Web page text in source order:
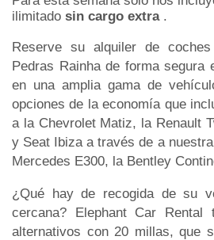
ilimitado sin cargo extra .
Reserve su alquiler de
Pedras Rainha de forma segura
en una amplia gama de
opciones de la economía que
a la Chevrolet Matiz, la Renault
y Seat Ibiza a través de a
Mercedes E300, la Bentley
¿Qué hay de recogida de su
cercana? Elephant Car Rental
alternativos con 20 millas, que